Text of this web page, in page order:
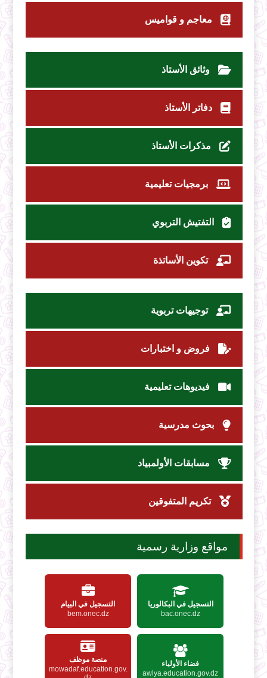
معاجم و قواميس
وثائق الأستاذ
دفاتر الأستاذ
مذكرات الأستاذ
برمجيات تعليمية
التفتيش التربوي
تكوين الأساتذة
توجيهات تربوية
فروض و اختبارات
فيديوهات تعليمية
بحوث مدرسية
مسابقات الأولمبياد
تكريم المتفوقين
مواقع وزارية رسمية
التسجيل في البكالوريا
bac.onec.dz
التسجيل في البيام
bem.onec.dz
فضاء الأولياء
awlya.education.gov.dz
منصة موظف
mowadaf.education.gov.